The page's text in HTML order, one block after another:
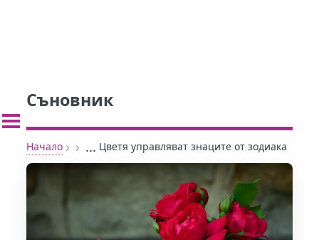
Съновник
Начало › › ... Цветя управляват знаците от зодиака